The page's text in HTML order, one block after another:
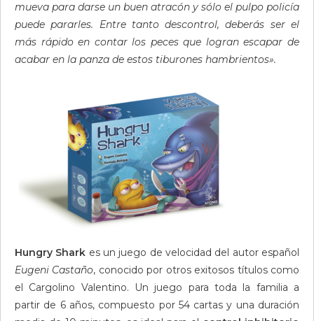
mueva para darse un buen atracón y sólo el pulpo policía
puede pararles. Entre tanto descontrol, deberás ser el
más rápido en contar los peces que logran escapar de
acabar en la panza de estos tiburones hambrientos».
Hungry Shark es un juego de velocidad del autor español
Eugeni Castaño, conocido por otros exitosos títulos como
el Cargolino Valentino. Un juego para toda la familia a
partir de 6 años, compuesto por 54 cartas y una duración